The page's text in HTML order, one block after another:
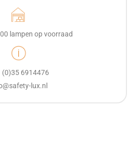
lampen op voorraad
(0)35 6914476
lux.nl